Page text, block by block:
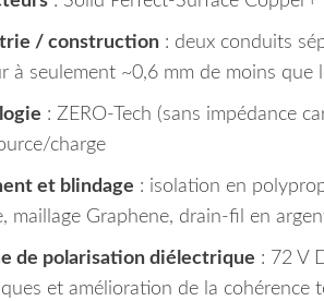
/ construction: deux conduits
à seulement ~0,6 mm de moins que
: ZERO-Tech (sans impédance
charge
et blindage : isolation en
maillage Graphene, drain-fil en
de polarisation diélectrique : 72 V
et amélioration de la cohérence